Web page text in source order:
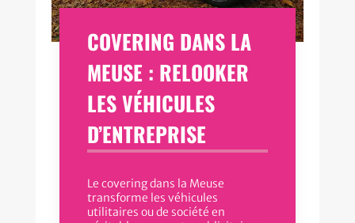
COVERING DANS LA
MEUSE : RELOOKER
LES VÉHICULES
D’ENTREPRISE
Le covering dans la Meuse
transforme les véhicules
utilitaires ou de société en